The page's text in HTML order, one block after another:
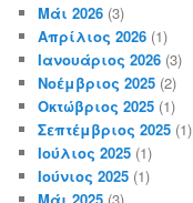
Μάι 2026 (3)
Απρίλιος 2026 (1)
Ιανουάριος 2026 (3)
Νοέμβριος 2025 (2)
Οκτώβριος 2025 (1)
Σεπτέμβριος 2025 (1)
Ιούλιος 2025 (1)
Ιούνιος 2025 (1)